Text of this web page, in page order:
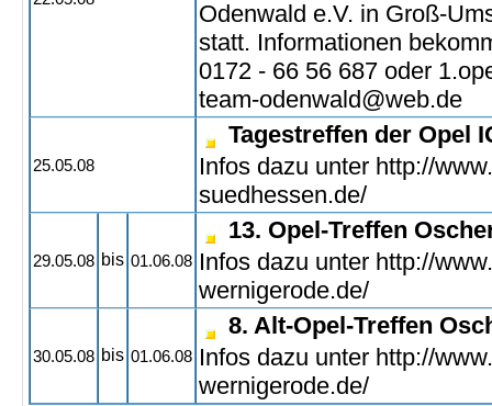
Odenwald e.V. in Groß-
statt. Informationen
0172 - 66 56 687 oder
team-odenwald@web.de
25.05.08
Tagestreffen der Opel
Infos dazu unter http://
suedhessen.de/
29.05.08 bis 01.06.08
13. Opel-Treffen
Infos dazu unter http://
wernigerode.de/
30.05.08 bis 01.06.08
8. Alt-Opel-Treffen
Infos dazu unter http://
wernigerode.de/